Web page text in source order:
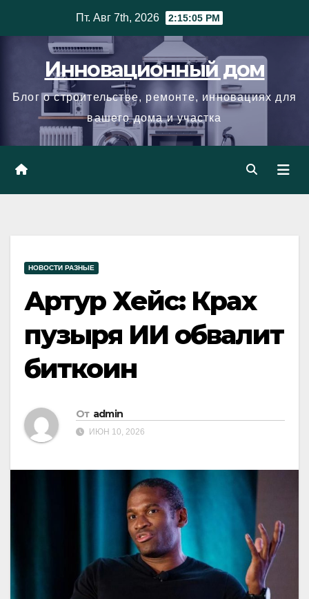
Пт. Авг 7th, 2026 2:15:07 PM
Инновационный дом
Блог о строительстве, ремонте, инновациях для
вашего дома и участка
НОВОСТИ РАЗНЫЕ
Артур Хейс: Крах
пузыря ИИ обвалит
биткоин
От admin
ИЮН 10, 2026